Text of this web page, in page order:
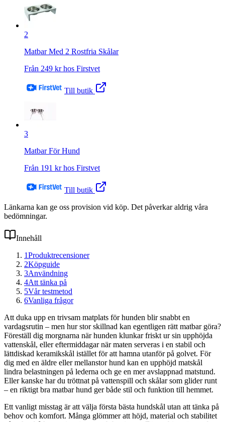
2
Matbar Med 2 Rostfria Skålar
Från 249 kr hos Firstvet
Till butik
3
Matbar För Hund
Från 191 kr hos Firstvet
Till butik
Länkarna kan ge oss provision vid köp. Det påverkar aldrig våra
bedömningar.
Innehåll
1Produktrecensioner
2Köpguide
3Användning
4Att tänka på
5Vår testmetod
6Vanliga frågor
Att duka upp en trivsam matplats för hunden blir snabbt en
vardagsrutin – men hur stor skillnad kan egentligen rätt matbar göra?
Föreställ dig morgnarna när hunden klunkar friskt ur sin upphöjda
vattenskål, eller eftermiddagar när maten serveras i en stabil och
lättdiskad keramikskål istället för att hamna utanför på golvet. För
dig med en äldre eller mellanstor hund kan en upphöjd matskål
lindra belastningen på lederna och ge en mer avslappnad matstund.
Eller kanske har du tröttnat på vattenspill och skålar som glider runt
– en riktigt bra matbar hund ger både stil och funktion till hemmet.
Ett vanligt misstag är att välja första bästa hundskål utan att tänka på
behov och komfort. Många glömmer att höjd, material och stabilitet